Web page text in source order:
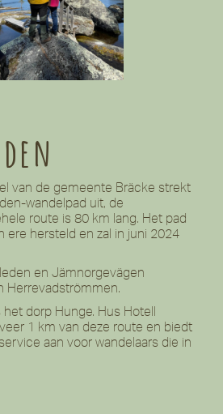
van de gemeente Bräcke strekt
wandelpad uit, de
route is 80 km lang. Het pad
ere hersteld en zal in juni 2024
en Jämnorgevägen
Herrevadströmmen.
dorp Hunge. Hus Hotell
1 km van deze route en biedt
aan voor wandelaars die in